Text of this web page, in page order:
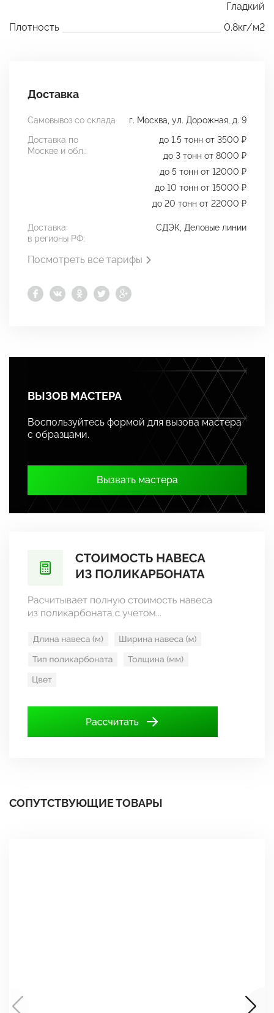
Гладкий
Плотность
0.8кг/м2
Доставка
Самовывоз со склада
г. Москва, ул. Дорожная, д. 9
Доставка по
Москве и обл.:
до 1.5 тонн от 3500 ₽
до 3 тонн от 8000 ₽
до 5 тонн от 12000 ₽
до 10 тонн от 15000 ₽
до 20 тонн от 22000 ₽
Доставка
в регионы РФ:
СДЭК, Деловые линии
Посмотреть все тарифы
ВЫЗОВ МАСТЕРА
Воспользуйтесь формой для вызова мастера
с образцами.
Вызвать мастера
СОПУТСТВУЮЩИЕ ТОВАРЫ